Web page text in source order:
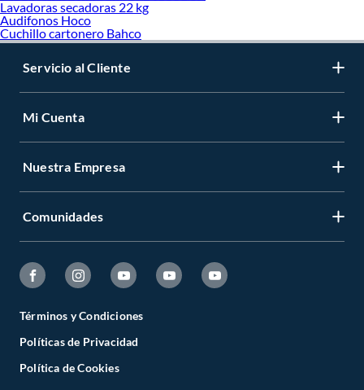
Lavadoras secadoras 22 kg
Audifonos Hoco
Cuchillo cartonero Bahco
Servicio al Cliente
Mi Cuenta
Nuestra Empresa
Comunidades
Términos y Condiciones
Políticas de Privacidad
Política de Cookies